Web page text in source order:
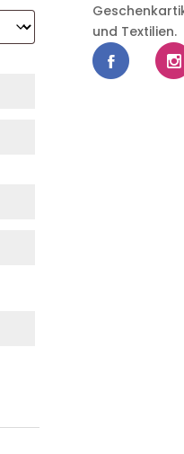
und Textilien.